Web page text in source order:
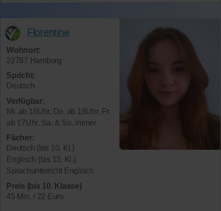
Florentine
Wohnort:
22767 Hamburg
Spricht:
Deutsch
Verfügbar:
Mi. ab 18Uhr, Do. ab 18Uhr, Fr.
ab 17Uhr, Sa. & So. immer
Fächer:
Deutsch (bis 10. Kl.)
Englisch (bis 13. Kl.)
Sprachunterricht Englisch
Preis (bis 10. Klasse)
45 Min. / 22 Euro